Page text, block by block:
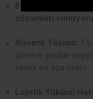
Ekonomiklik:
çözümleri
Güvenli Taşıma:
güvenli şekilde
riskini en aza indirir.
Lojistik Yükünü